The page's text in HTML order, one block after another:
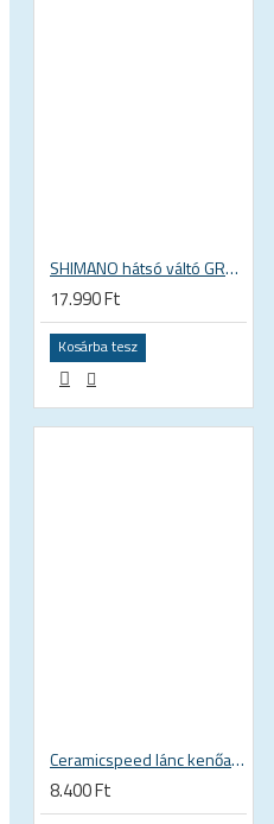
SHIMANO hátsó váltó GRX 10 SGS sebességes országúti gravel RD-RX400
17.990 Ft
Kosárba tesz
Ceramicspeed lánc kenőanyag UFO Drip All Conditions folyékony wax viasz alapú láncápoló folyadék, általános
8.400 Ft